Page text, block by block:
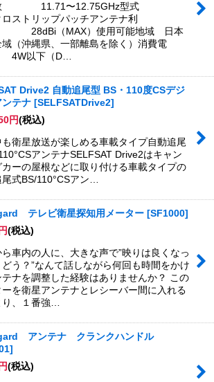
数 11.71〜12.75GHz型式
ストリップパッチアンテナ利
（MAX）使用可能地域 日本
域（沖縄県、一部離島を除く）消費電
以下（D…
Drive2 自動追尾型 BS・110度CSデジ
ンテナ [SELFSATDrive2]
円(税込)
も衛星放送が楽しめる車載タイプ自動追尾
アンテナSELFSAT Drive2はキャン
カーの屋根などに取り付ける車載タイプの
尾式BS/110°CSアン…
テレビ衛星探知用メーター [SF1000]
円(税込)
車内の人に、大きな声で”映りは良くなっ
う？”なんて話しながら何回も時間をかけ
ナを調整した経験はありませんか？ この
ーを衛星アンテナとレシーバー間に入れる
、１番強…
アンテナ クランクハンドル
]
円(税込)